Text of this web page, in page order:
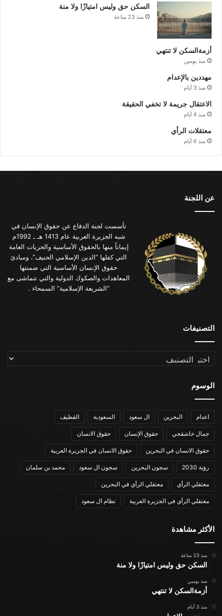
السكن حق وليس امتيازًا ولا منة
منذ 23 ساعة
أزمةالسكن لا تنتهي
منذ يومين
مهددين بالإعدام
منذ 3 أيام
الاعتقال جريمة لا تخفي الحقيقة
منذ 4 أيام
معتقلات الرأي
منذ 6 أيام
عن اللجنة
تأسست لجنة الدفاع عن حقوق الإنسان في
شبه الجزيرة العربية عام 1413 هـ ـ 1992م
إيماناً منها بالحقوق الأساسية والحريات العامة
التي كفلها “الدين الإسلامي الحنيف”، ومبادئ
حقوق الإنسان الأساسية التي ضمنتها
المعاهدات والصكوك الدولية والتي تتماشى مع
“الشريعة الإسلامية” السمحاء .
التصنيفات
التصنيفات
الوسوم
اعدام البحرين ال سعود السعودية القطيف
جمال خاشقجي حقوق الإنسان حقوق الانسان
حقوق الانسان في البحرين حقوق الانسان في الجزيرة العربية
رؤية 2030 سجون البحرين سجون ال سعود محمد بن سلمان
معتقلي الرأي معتقلي الرأي في البحرين
معتقلي الرأي في الجزيرة العربية نظام ال سعود
الأكثر مشاهدة
منذ 23 ساعة
السكن حق وليس امتيازًا ولا منة
منذ يومين
أزمةالسكن لا تنتهي
منذ 3 أيام